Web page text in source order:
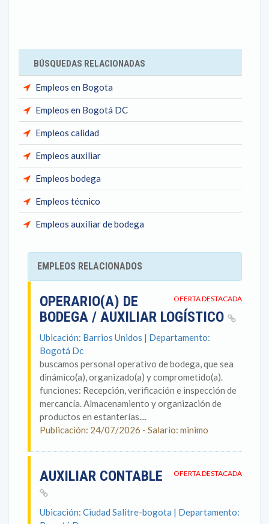
BÚSQUEDAS RELACIONADAS
Empleos en Bogota
Empleos en Bogotá DC
Empleos calidad
Empleos auxiliar
Empleos bodega
Empleos técnico
Empleos auxiliar de bodega
EMPLEOS RELACIONADOS
OFERTA DESTACADA
OPERARIO(A) DE
BODEGA / AUXILIAR LOGÍSTICO
Ubicación: Barrios Unidos | Departamento:
Bogotá Dc
buscamos personal operativo de bodega, que sea
dinámico(a), organizado(a) y comprometido(a).
funciones: Recepción, verificación e inspección de
mercancía. Almacenamiento y organización de
productos en estanterías....
Publicación: 24/07/2026 - Salario: minimo
OFERTA DESTACADA
AUXILIAR CONTABLE
Ubicación: Ciudad Salitre-bogota | Departamento: